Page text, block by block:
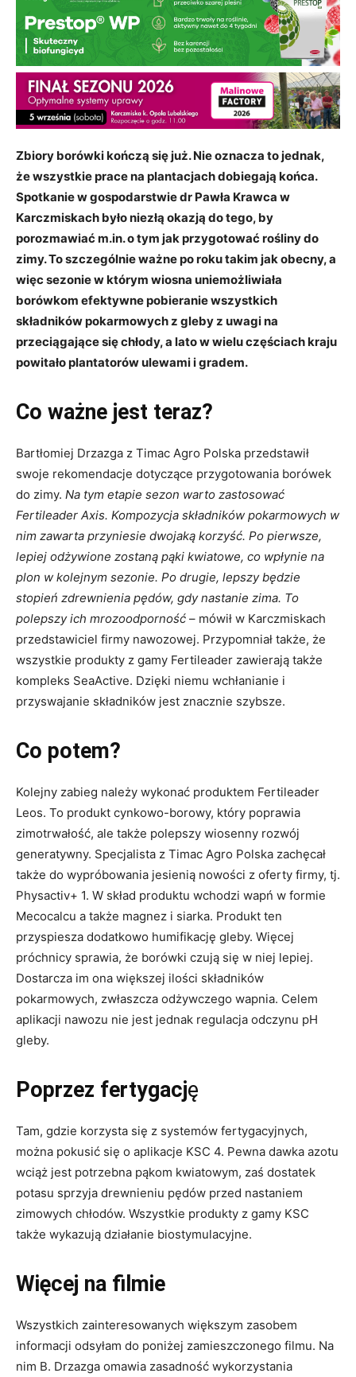
Zbiory borówki kończą się już. Nie oznacza to jednak,
że wszystkie prace na plantacjach dobiegają końca.
Spotkanie w gospodarstwie dr Pawła Krawca w
Karczmiskach było niezłą okazją do tego, by
porozmawiać m.in. o tym jak przygotować rośliny do
zimy. To szczególnie ważne po roku takim jak obecny, a
więc sezonie w którym wiosna uniemożliwiała
borówkom efektywne pobieranie wszystkich
składników pokarmowych z gleby z uwagi na
przeciągające się chłody, a lato w wielu częściach kraju
powitało plantatorów ulewami i gradem.
Co ważne jest teraz?
Bartłomiej Drzazga z Timac Agro Polska przedstawił
swoje rekomendacje dotyczące przygotowania borówek
do zimy. Na tym etapie sezon warto zastosować
Fertileader Axis. Kompozycja składników pokarmowych w
nim zawarta przyniesie dwojaką korzyść. Po pierwsze,
lepiej odżywione zostaną pąki kwiatowe, co wpłynie na
plon w kolejnym sezonie. Po drugie, lepszy będzie
stopień zdrewnienia pędów, gdy nastanie zima. To
polepszy ich mrozoodporność – mówił w Karczmiskach
przedstawiciel firmy nawozowej. Przypomniał także, że
wszystkie produkty z gamy Fertileader zawierają także
kompleks SeaActive. Dzięki niemu wchłanianie i
przyswajanie składników jest znacznie szybsze.
Co potem?
Kolejny zabieg należy wykonać produktem Fertileader
Leos. To produkt cynkowo-borowy, który poprawia
zimotrwałość, ale także polepszy wiosenny rozwój
generatywny. Specjalista z Timac Agro Polska zachęcał
także do wypróbowania jesienią nowości z oferty firmy, tj.
Physactiv+ 1. W skład produktu wchodzi wapń w formie
Mecocalcu a także magnez i siarka. Produkt ten
przyspiesza dodatkowo humifikację gleby. Więcej
próchnicy sprawia, że borówki czują się w niej lepiej.
Dostarcza im ona większej ilości składników
pokarmowych, zwłaszcza odżywczego wapnia. Celem
aplikacji nawozu nie jest jednak regulacja odczynu pH
gleby.
Poprzez fertygację
Tam, gdzie korzysta się z systemów fertygacyjnych,
można pokusić się o aplikacje KSC 4. Pewna dawka azotu
wciąż jest potrzebna pąkom kwiatowym, zaś dostatek
potasu sprzyja drewnieniu pędów przed nastaniem
zimowych chłodów. Wszystkie produkty z gamy KSC
także wykazują działanie biostymulacyjne.
Więcej na filmie
Wszystkich zainteresowanych większym zasobem
informacji odsyłam do poniżej zamieszczonego filmu. Na
nim B. Drzazga omawia zasadność wykorzystania